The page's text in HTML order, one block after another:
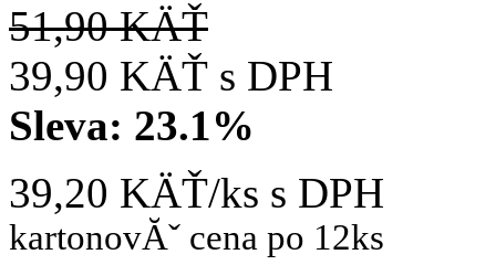
51,90 KÄŤ
39,90 KÄŤ s DPH
Sleva: 23.1%
39,20 KÄŤ/ks s DPH
kartonovĂˇ cena po 12ks